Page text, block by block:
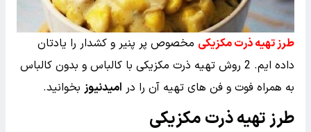
طرز تهیه ذرت مکزیکی مخصوص پر پنیر و کشدار را یادتان
داده ایم. 2 روش تهیه ذرت مکزیکی با کالباس و بدون کالباس
به همراه فوت و فن های تهیه آن را در امیدنیوز بخوانید.
طرز تهیه ذرت مکزیکی